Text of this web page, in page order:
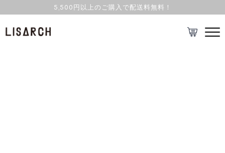
5,500円以上のご購入で配送料無料！
ヘアクリーム